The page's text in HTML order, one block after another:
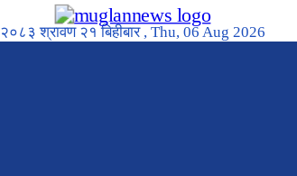
२०८३ श्रावण २१ बिहीबार , Thu, 06 Aug 2026